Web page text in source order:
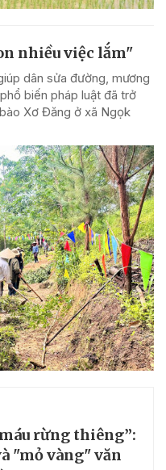
nhiều việc lắm"
dân sửa đường, mương
biến pháp luật đã trở
Xơ Đăng ở xã Ngọk
rừng thiêng”:
"mỏ vàng" văn